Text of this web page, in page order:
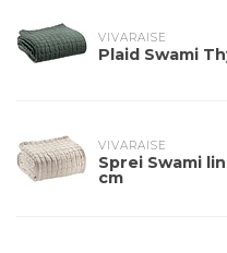
VIVARAISE
Plaid Swami
VIVARAISE
Sprei Swami
cm